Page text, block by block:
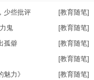
[教育随笔]
少些批评
[教育随笔]
鬼
[教育随笔]
孤僻
[教育随笔]
[教育随笔]
力》